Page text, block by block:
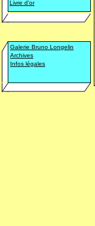
Livre d'or
Galerie Bruno Longelin
Archives
Infos légales